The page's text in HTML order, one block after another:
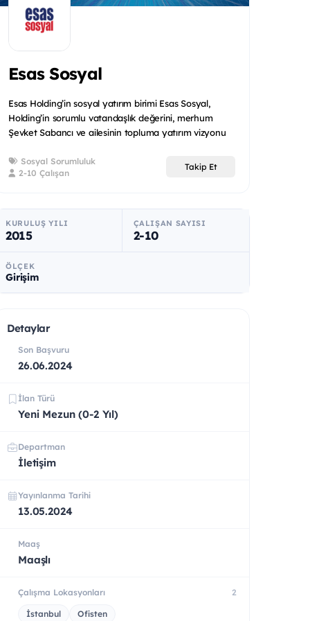
Esas Sosyal
Esas Holding’in sosyal yatırım birimi Esas Sosyal,
Holding’in sorumlu vatandaşlık değerini, merhum
Şevket Sabancı ve ailesinin topluma yatırım vizyonu
Sosyal Sorumluluk
2-10 Çalışan
Takip Et
KURULUŞ YILI
2015
ÇALIŞAN SAYISI
2-10
ÖLÇEK
Girişim
Detaylar
Son Başvuru
26.06.2024
İlan Türü
Yeni Mezun (0-2 Yıl)
Departman
İletişim
Yayınlanma Tarihi
13.05.2024
Maaş
Maaşlı
Çalışma Lokasyonları 2
İstanbul Ofisten